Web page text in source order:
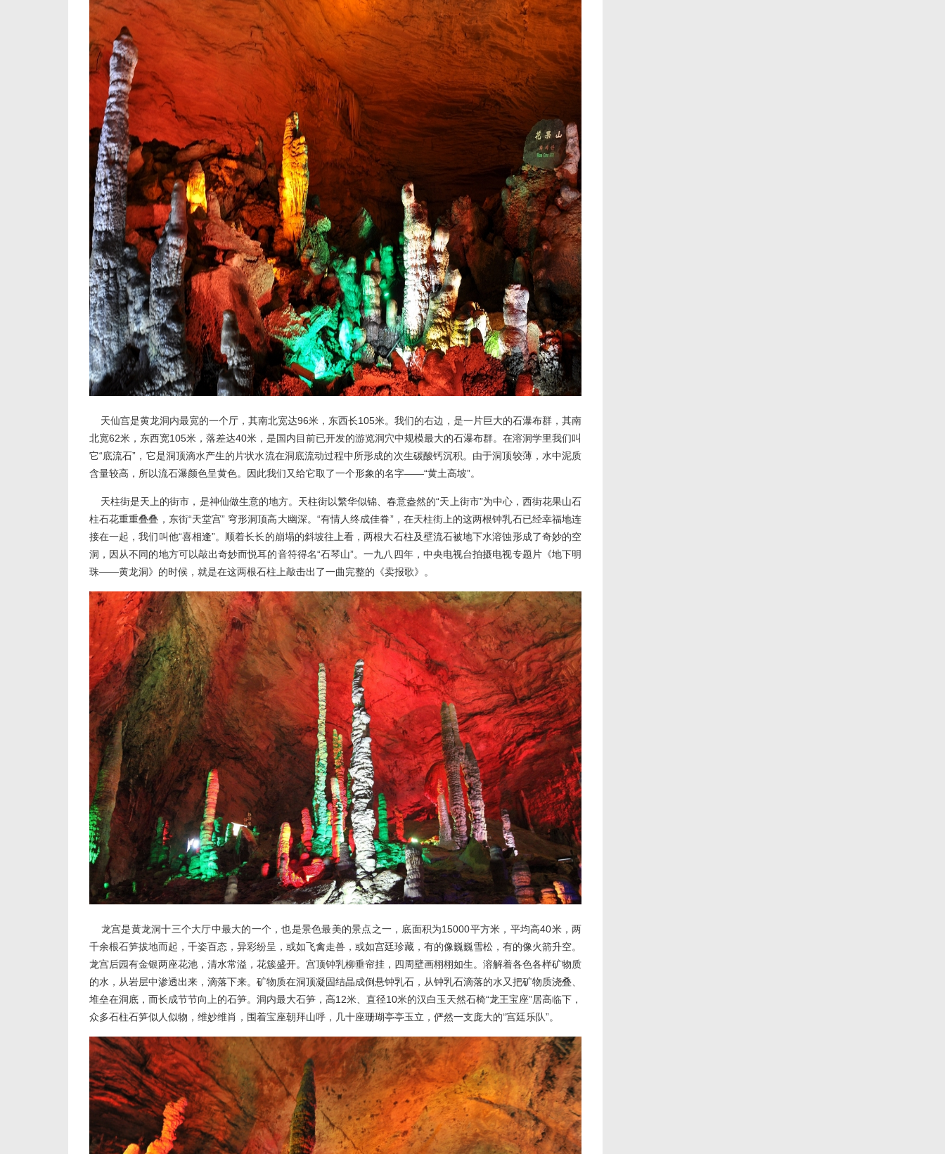
天仙宫是黄龙洞内最宽的一个厅，其南北宽达96米，东西长105米。我们的右边，是一片巨大的石瀑布群，其南
北宽62米，东西宽105米，落差达40米，是国内目前已开发的游览洞穴中规模最大的石瀑布群。在溶洞学里我们叫
它“底流石”，它是洞顶滴水产生的片状水流在洞底流动过程中所形成的次生碳酸钙沉积。由于洞顶较薄，水中泥质
含量较高，所以流石瀑颜色呈黄色。因此我们又给它取了一个形象的名字——“黄土高坡”。
天柱街是天上的街市，是神仙做生意的地方。天柱街以繁华似锦、春意盎然的“天上街市”为中心，西街花果山石
柱石花重重叠叠，东街“天堂宫” 穹形洞顶高大幽深。“有情人终成佳眷”，在天柱街上的这两根钟乳石已经幸福地连
接在一起，我们叫他“喜相逢”。顺着长长的崩塌的斜坡往上看，两根大石柱及壁流石被地下水溶蚀形成了奇妙的空
洞，因从不同的地方可以敲出奇妙而悦耳的音符得名“石琴山”。一九八四年，中央电视台拍摄电视专题片《地下明
珠——黄龙洞》的时候，就是在这两根石柱上敲击出了一曲完整的《卖报歌》。
龙宫是黄龙洞十三个大厅中最大的一个，也是景色最美的景点之一，底面积为15000平方米，平均高40米，两
千余根石笋拔地而起，千姿百态，异彩纷呈，或如飞禽走兽，或如宫廷珍藏，有的像巍巍雪松，有的像火箭升空。
龙宫后园有金银两座花池，清水常溢，花簇盛开。宫顶钟乳柳垂帘挂，四周壁画栩栩如生。溶解着各色各样矿物质
的水，从岩层中渗透出来，滴落下来。矿物质在洞顶凝固结晶成倒悬钟乳石，从钟乳石滴落的水又把矿物质浇叠、
堆垒在洞底，而长成节节向上的石笋。洞内最大石笋，高12米、直径10米的汉白玉天然石椅“龙王宝座”居高临下，
众多石柱石笋似人似物，维妙维肖，围着宝座朝拜山呼，几十座珊瑚亭亭玉立，俨然一支庞大的“宫廷乐队”。